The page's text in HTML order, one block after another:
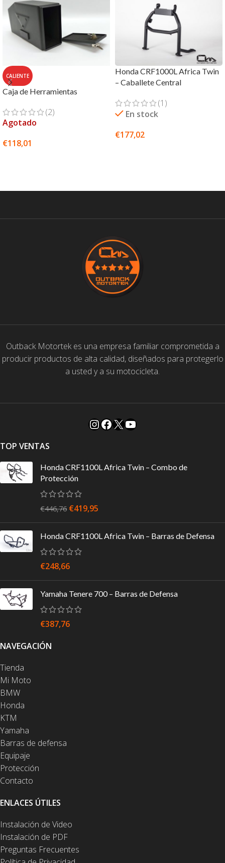
CALIENTE
Caja de Herramientas
(2)
Agotado
€118,01
Honda CRF1000L Africa Twin
– Caballete Central
(1)
En stock
€177,02
Outback Motortek es una empresa familiar comprometida a
producir productos de alta calidad, diseñados para protegerlo
a usted y a su motocicleta.
TOP VENTAS
Honda CRF1100L Africa Twin – Combo de
Protección
€446,76 €419,95
Honda CRF1100L Africa Twin – Barras de Defensa
€248,66
Yamaha Tenere 700 – Barras de Defensa
€387,76
NAVEGACIÓN
Tienda
Mi Moto
BMW
Honda
KTM
Yamaha
Barras de defensa
Equipaje
Protección
Contacto
ENLACES ÚTILES
Instalación de Video
Instalación de PDF
Preguntas Frecuentes